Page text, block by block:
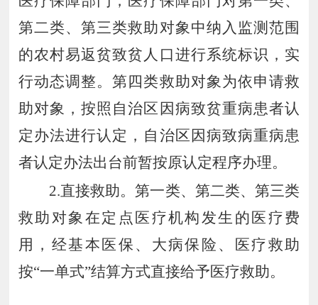
第二类、第三类救助对象中纳入监测范围
的农村易返贫致贫人口进行系统标识，实
行动态调整。第四类救助对象为依申请救
助对象，按照自治区因病致贫重病患者认
定办法进行认定，自治区因病致病重病患
者认定办法出台前暂按原认定程序办理。
2.直接救助。第一类、第二类、第三类
救助对象在定点医疗机构发生的医疗费
用，经基本医保、大病保险、医疗救助
按“一单式”结算方式直接给予医疗救助。